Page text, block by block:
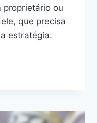
proprietário ou
que precisa
estratégia.